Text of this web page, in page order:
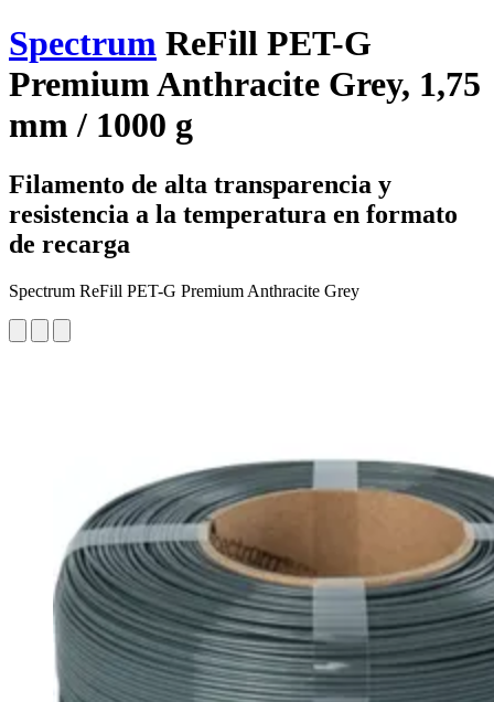
Spectrum ReFill PET-G
Premium Anthracite Grey, 1,75
mm / 1000 g
Filamento de alta transparencia y
resistencia a la temperatura en formato
de recarga
Spectrum ReFill PET-G Premium Anthracite Grey